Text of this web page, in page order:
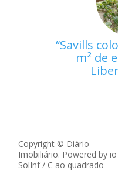
Savills
m² de
Copyright © Diário
Imobiliário. Powered by io
SolInf/ C ao quadrado